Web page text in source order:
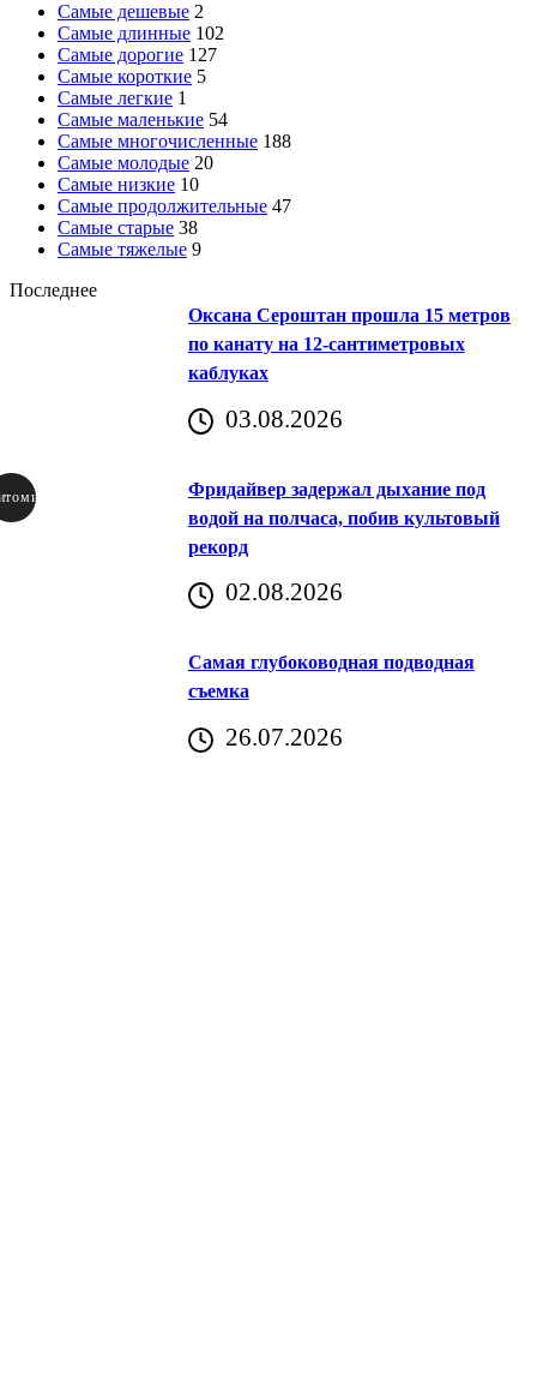
Самые дешевые 2
Самые длинные 102
Самые дорогие 127
Самые короткие 5
Самые легкие 1
Самые маленькие 54
Самые многочисленные 188
Самые молодые 20
Самые низкие 10
Самые продолжительные 47
Самые старые 38
Самые тяжелые 9
Последнее
Оксана Сероштан прошла 15 метров
по канату на 12-сантиметровых
каблуках
03.08.2026
Фридайвер задержал дыхание под
водой на полчаса, побив культовый
рекорд
02.08.2026
Самая глубоководная подводная
съемка
26.07.2026